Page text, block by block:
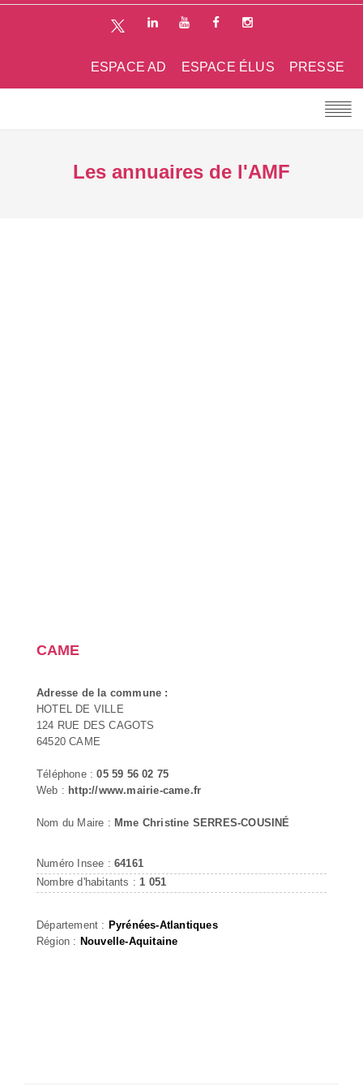
PRESSE
ESPACE ÉLUS
ESPACE AD
Les annuaires de l'AMF
CAME
Adresse de la commune :
HOTEL DE VILLE
124 RUE DES CAGOTS
64520 CAME
Téléphone :05 59 56 02 75
Web : http://www.mairie-came.fr
Nom du Maire : Mme Christine SERRES-COUSINÉ
Numéro Insee : 64161
Nombre d'habitants : 1 051
Département : Pyrénées-Atlantiques
Région : Nouvelle-Aquitaine